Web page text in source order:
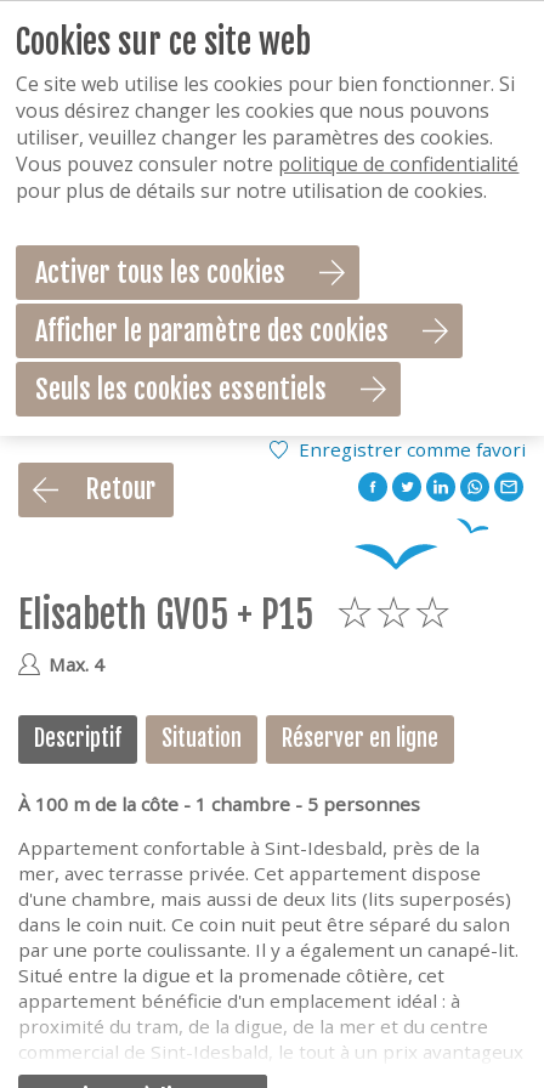
Enregistrer comme favori
Retour
Elisabeth GV05 + P15
Max. 4
Descriptif Situation Réserver en ligne
À 100 m de la côte - 1 chambre - 5 personnes
Appartement confortable à Sint-Idesbald, près de la
mer, avec terrasse privée. Cet appartement dispose
d'une chambre, mais aussi de deux lits (lits superposés)
dans le coin nuit. Ce coin nuit peut être séparé du salon
par une porte coulissante. Il y a également un canapé-lit.
Situé entre la digue et la promenade côtière, cet
appartement bénéficie d'un emplacement idéal : à
proximité du tram, de la digue, de la mer et du centre
commercial de Sint-Idesbald, le tout à un prix avantageux
!
Cookies sur ce site web
Ce site web utilise les cookies pour bien fonctionner. Si
vous désirez changer les cookies que nous pouvons
utiliser, veuillez changer les paramètres des cookies.
Vous pouvez consuler notre politique de confidentialité
pour plus de détails sur notre utilisation de cookies.
Activer tous les cookies
Afficher le paramètre des cookies
Seuls les cookies essentiels